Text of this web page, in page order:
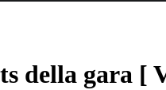
della gara [